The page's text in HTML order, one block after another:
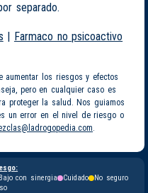
separado.
| Farmaco no psicoactivo
aumentar los riesgos y efectos
pero en cualquier caso es
proteger la salud. Nos guiamos
un error en el nivel de riesgo o
.
con sinergia Cuidado
No seguro